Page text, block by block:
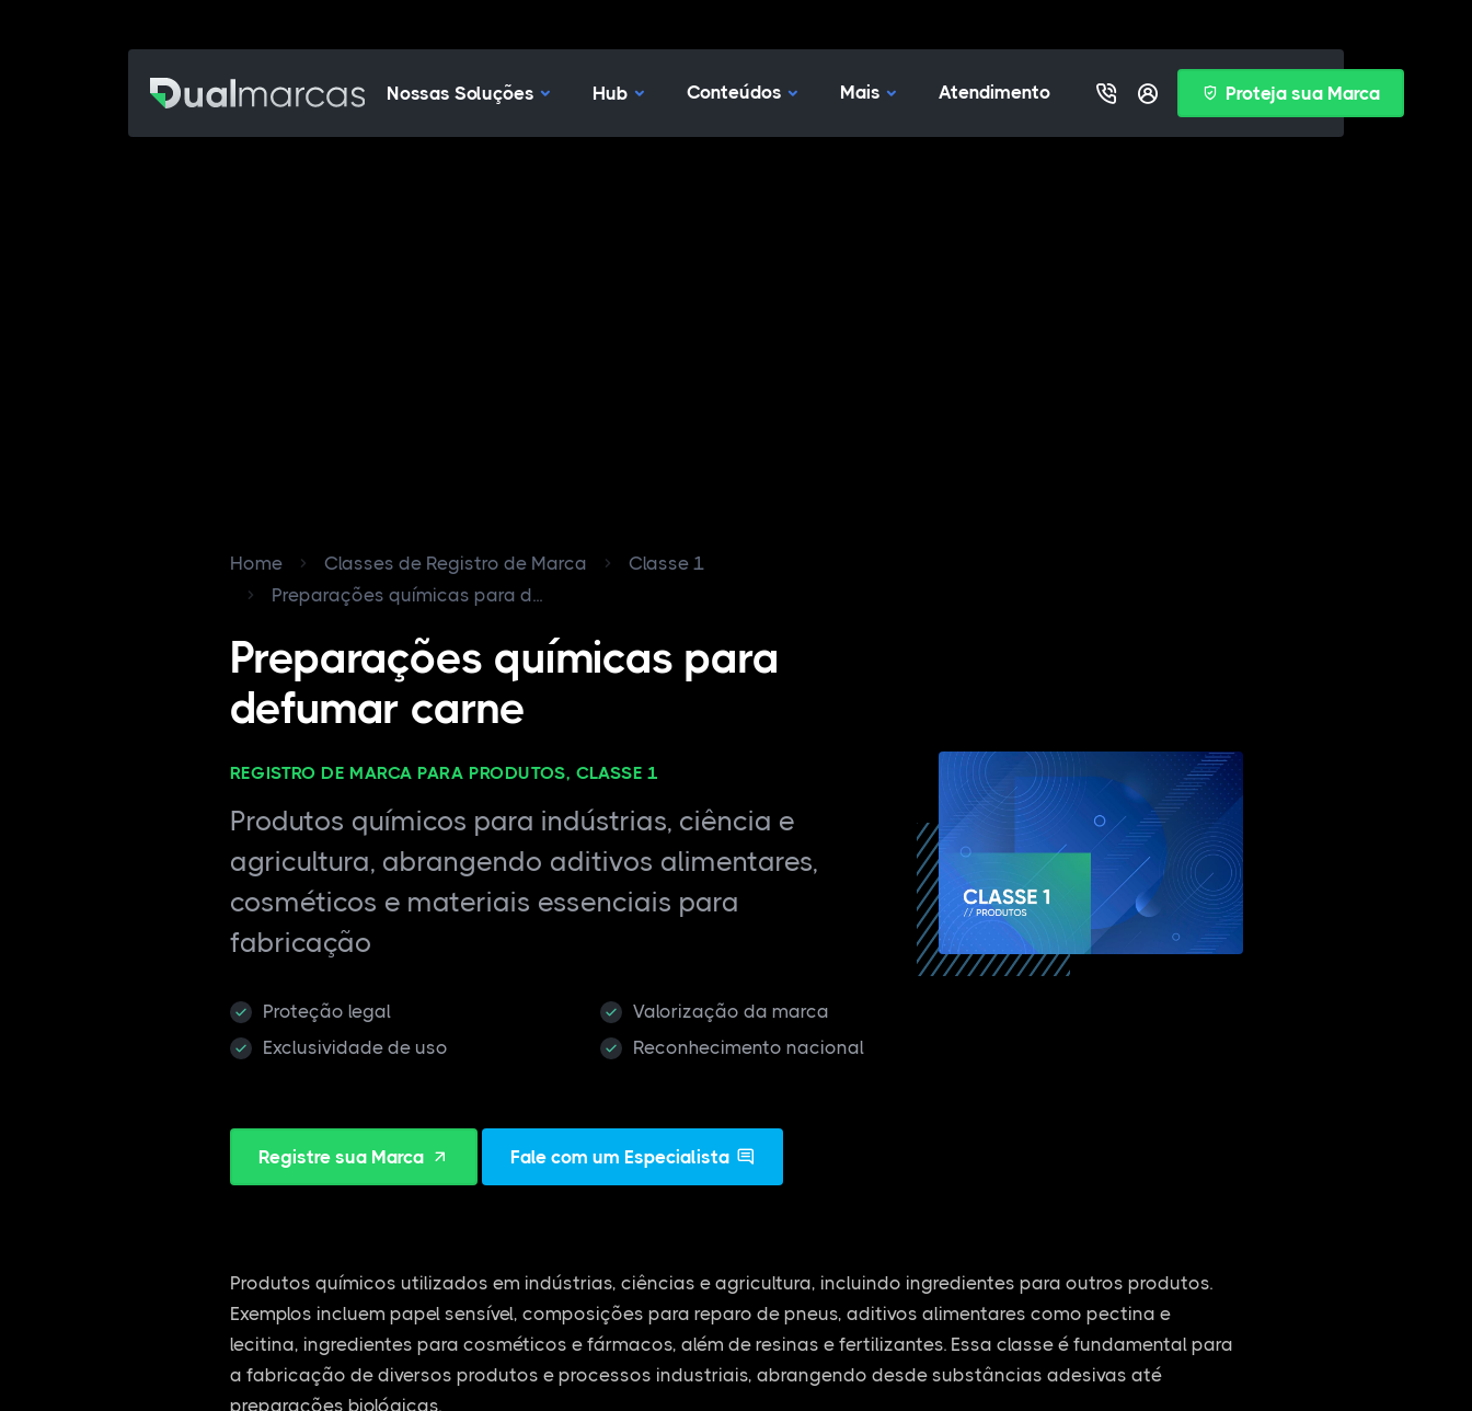
Nossas SoluçõesNossas Soluções
HubHub Conteúdos Mais Atendimento Proteja sua Marca
Home Classes de Registro de Marca
Classe 1
Preparações químicas para d...
Preparações químicas para
defumar carne
REGISTRO DE MARCA PARA PRODUTOS, CLASSE 1
Produtos químicos para indústrias, ciência e
agricultura, abrangendo aditivos alimentares,
cosméticos e materiais essenciais para
fabricação
Proteção legal
Exclusividade de uso
Valorização da marca
Reconhecimento nacional
Registre sua Marca Fale com um Especialista
Produtos químicos utilizados em indústrias, ciências e agricultura, incluindo ingredientes para outros produtos.
Exemplos incluem papel sensível, composições para reparo de pneus, aditivos alimentares como pectina e
lecitina, ingredientes para cosméticos e fármacos, além de resinas e fertilizantes. Essa classe é fundamental para
a fabricação de diversos produtos e processos industriais, abrangendo desde substâncias adesivas até
preparações biológicas.